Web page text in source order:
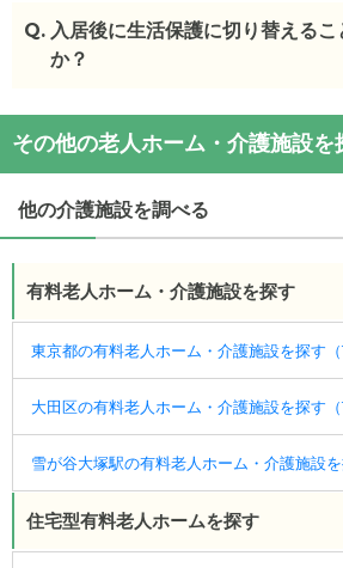
お身体の状態によってはご退去と
Q. 入居後に生活保護に切り替える
か？
相談可能です。
その他の老人ホーム・介護施設を
他の介護施設を調べる
有料老人ホーム・介護施設を探す
東京都の有料老人ホーム・介護施設を探す（
大田区の有料老人ホーム・介護施設を探す（
雪が谷大塚駅の有料老人ホーム・介護施設を
住宅型有料老人ホームを探す